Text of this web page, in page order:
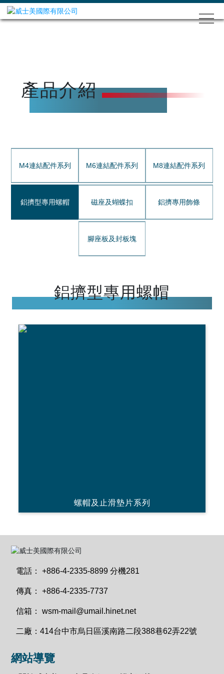
產品介紹
M4連結配件系列 M6連結配件系列 M8連結配件系列
鋁擠型專用螺帽 磁座及蝴蝶扣 鋁擠專用飾條
腳座板及封板塊
鋁擠型專用螺帽
螺帽及止滑墊片系列
電話：+886-4-2335-8899 分機281
傳真：+886-4-2335-7737
信箱：wsm-mail@umail.hinet.net
二廠：414台中市烏日區溪南路二段388巷62弄22號
網站導覽